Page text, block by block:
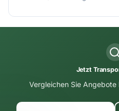
Jetzt
Vergleichen Sie